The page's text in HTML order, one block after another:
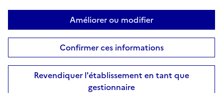
Améliorer ou modifier
Confirmer ces informations
Revendiquer l'établissement en tant que
gestionnaire